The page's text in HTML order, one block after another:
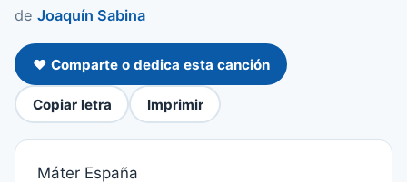
de Joaquín Sabina
❤️ Comparte o dedica esta canción
Copiar letra Imprimir
Máter España